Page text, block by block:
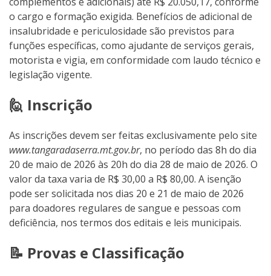
o cargo e formação exigida. Benefícios de adicional de
insalubridade e periculosidade são previstos para
funções específicas, como ajudante de serviços gerais,
motorista e vigia, em conformidade com laudo técnico e
legislação vigente.
🙋 Inscrição
As inscrições devem ser feitas exclusivamente pelo site
www.tangaradaserra.mt.gov.br, no período das 8h do dia
20 de maio de 2026 às 20h do dia 28 de maio de 2026. O
valor da taxa varia de R$ 30,00 a R$ 80,00. A isenção
pode ser solicitada nos dias 20 e 21 de maio de 2026
para doadores regulares de sangue e pessoas com
deficiência, nos termos dos editais e leis municipais.
📝 Provas e Classificação